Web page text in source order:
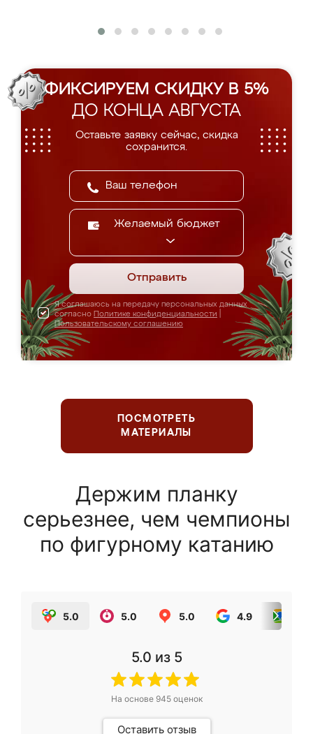
ФИКСИРУЕМ СКИДКУ В 5%
ДО КОНЦА АВГУСТА
Оставьте заявку сейчас, скидка
сохранится.
Желаемый бюджет
Отправить
Я соглашаюсь на передачу персональных данных
согласно Политике конфиденциальности
Пользовательскому соглашению
ПОСМОТРЕТЬ
МАТЕРИАЛЫ
Держим планку
серьезнее, чем чемпионы
по фигурному катанию
5.0 5.0 5.0 4.9
5.0 из 5
На основе 945оценок
Оставить отзыв